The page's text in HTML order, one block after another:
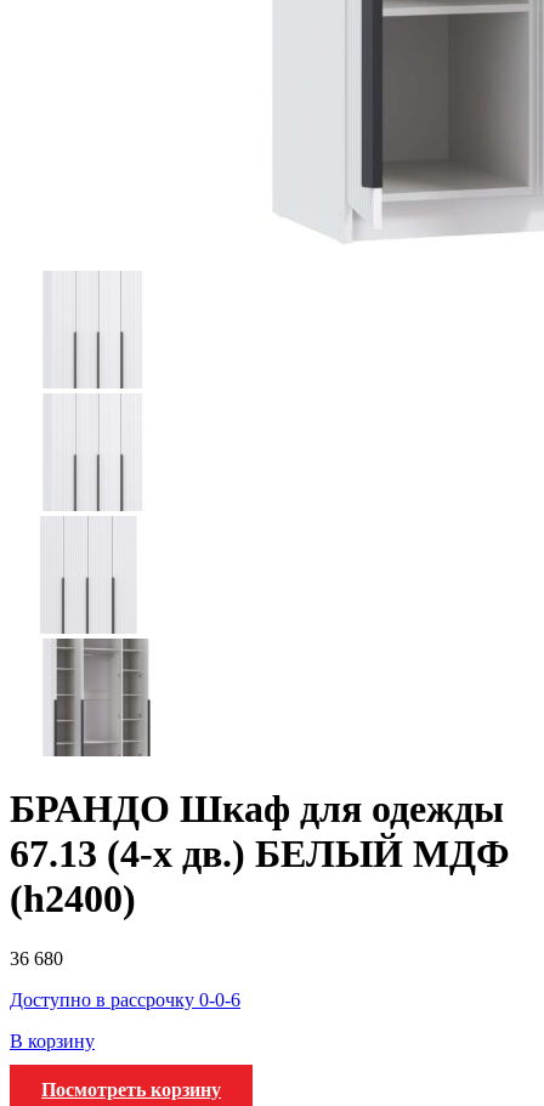
БРАНДО Шкаф для одежды
67.13 (4-х дв.) БЕЛЫЙ МДФ
(h2400)
36 680
Доступно в рассрочку 0-0-6
В корзину
Посмотреть корзину